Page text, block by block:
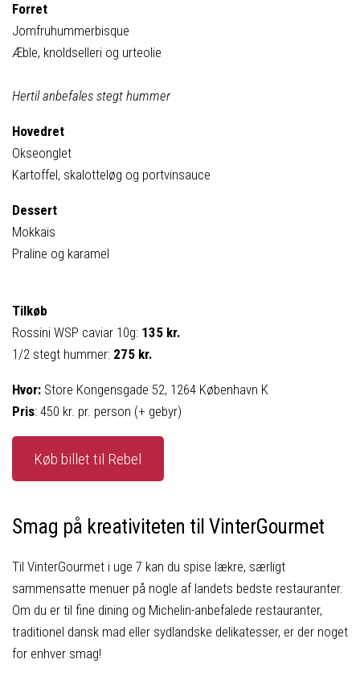
Forret
Jomfruhummerbisque
Æble, knoldselleri og urteolie
Hertil anbefales stegt hummer
Hovedret
Okseonglet
Kartoffel, skalotteløg og portvinsauce
Dessert
Mokkais
Praline og karamel
Tilkøb
Rossini WSP caviar 10g: 135 kr.
1/2 stegt hummer: 275 kr.
Hvor: Store Kongensgade 52, 1264 København K
Pris: 450 kr. pr. person (+ gebyr)
Køb billet til Rebel
Smag på kreativiteten til VinterGourmet
Til VinterGourmet i uge 7 kan du spise lækre, særligt
sammensatte menuer på nogle af landets bedste restauranter.
Om du er til fine dining og Michelin-anbefalede restauranter,
traditionel dansk mad eller sydlandske delikatesser, er der noget
for enhver smag!